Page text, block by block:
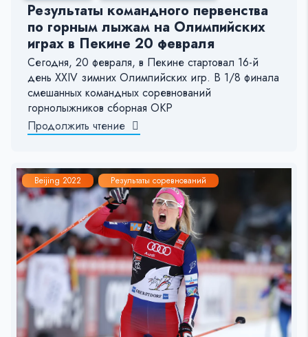
Результаты командного первенства
по горным лыжам на Олимпийских
играх в Пекине 20 февраля
Сегодня, 20 февраля, в Пекине стартовал 16-й
день XXIV зимних Олимпийских игр. В 1/8 финала
смешанных командных соревнований
горнолыжников сборная ОКР
Продолжить чтение
Beijing 2022 Результаты соревнований